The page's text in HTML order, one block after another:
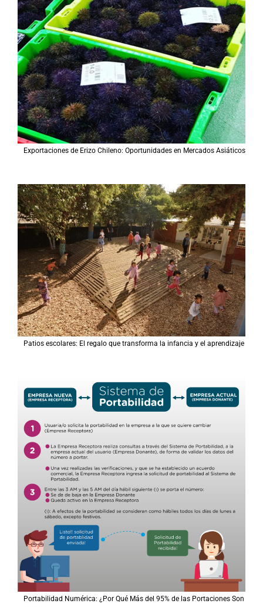
Exportaciones de Erizo Chileno: Oportunidades en Mercados Asiáticos
Patios escolares: El regalo que transforma la infancia y el aprendizaje
Portabilidad Numérica: ¿Por Qué Más del 95% de las Portaciones Son